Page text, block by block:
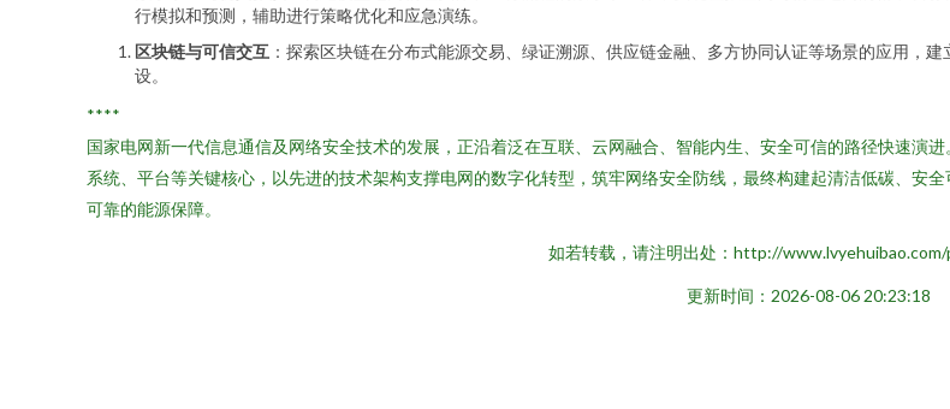
行模拟和预测，辅助进行策略优化和应急演练。
区块链与可信交互 ：探索区块链在分布式能源交易、绿证溯源、供应链金融、多方协同认证等场景的应用，
设。
****
国家电网新一代信息通信及网络安全技术的发展，正沿着泛在互联、云网融合、智能内生、安全可信的路径快速演
系统、平台等关键核心，以先进的技术架构支撑电网的数字化转型，筑牢网络安全防线，最终构建起清洁低碳、安
可靠的能源保障。
如若转载，请注明出处：http://
更新时间：2026-08-06 20:23:18